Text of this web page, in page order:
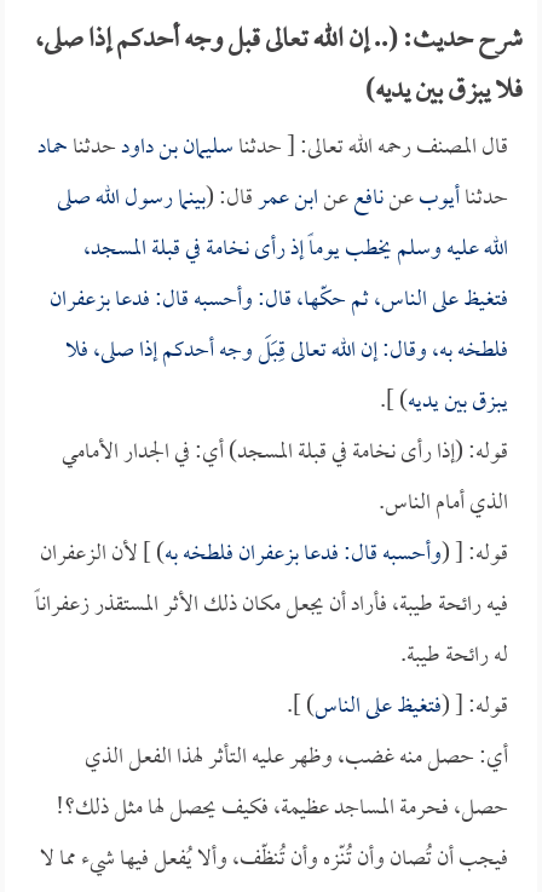
شرح حديث: (.. إن الله تعالى قبل وجه أحدكم إذا صلى،
فلا يبزق بين يديه)
قال المصنف رحمه الله تعالى: [ حدثناسليمان بن داودحدثناحماد
حدثناأيوبعننافععنابن عمرقال: (بينما رسول الله صلى
الله عليه وسلم يخطب يوماً إذ رأى نخامة في قبلة المسجد،
فتغيظ على الناس، ثم حكّها، قال: وأحسبه قال: فدعا بزعفران
فلطخه به، وقال: إن الله تعالى قِبَلَ وجه أحدكم إذا صلى، فلا
يبزق بين يديه) ].
قوله: (إذا رأى نخامة في قبلة المسجد) أي: في الجدار الأمامي
الذي أمام الناس.
قوله: [ (وأحسبه قال: فدعا بزعفران فلطخه به) ] لأن الزعفران
فيه رائحة طيبة، فأراد أن يجعل مكان ذلك الأثر المستقذر زعفراناً
له رائحة طيبة.
قوله: [ (فتغيظ على الناس) ].
أي: حصل منه غضب، وظهر عليه التأثر لهذا الفعل الذي
حصل، فحرمة المساجد عظيمة، فكيف يحصل لها مثل ذلك؟!
فيجب أن تُصان وأن تُنّزه وأن تُنظّف، وألا يُفعل فيها شيء مما لا